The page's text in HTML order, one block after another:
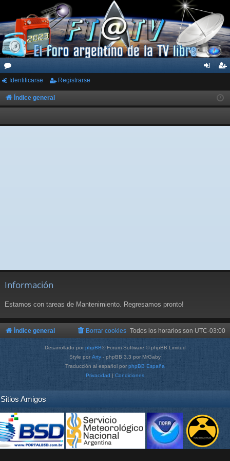
or
os
ar
ist
rs
Identificarse Registrarse
Índice general
Información
Estamos con tareas de Mantenimiento. Regresamos pronto!
Índice general Todos los horarios son UTC-03:00
Borrar cookies
Desarrollado por phpBB® Forum Software © phpBB Limited
Style por Arty - phpBB 3.3 por MrGaby
Traducción al español por phpBB España
Privacidad | Condiciones
Sitios Amigos